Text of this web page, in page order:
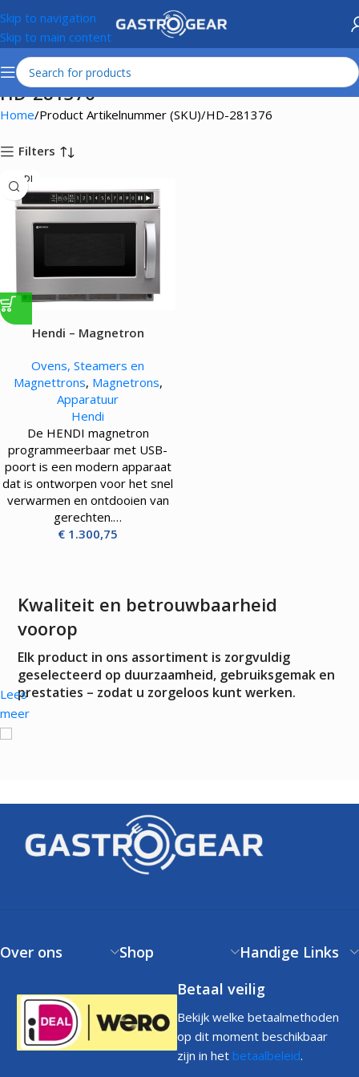
Skip to navigation
Skip to main content
HD-281376
Home Product Artikelnummer (SKU) HD-281376
Filters
HENDI
Hendi – Magnetron
poort – 3000W
Ovens, Steamers en
Magnettrons, Magnetrons,
Apparatuur
Hendi
De HENDI magnetron
programmeerbaar met USB-
poort is een modern apparaat
dat is ontworpen voor het snel
verwarmen en ontdooien van
gerechten.…
€ 1.300,75
Kwaliteit en betrouwbaarheid
voorop
Elk product in ons assortiment is zorgvuldig
geselecteerd op duurzaamheid, gebruiksgemak en
prestaties – zodat u zorgeloos kunt werken.
Lees
meer
Over ons Shop
Handige Links
Betaal veilig
Bekijk welke betaalmethoden
op dit moment beschikbaar
zijn in het betaalbeleid.